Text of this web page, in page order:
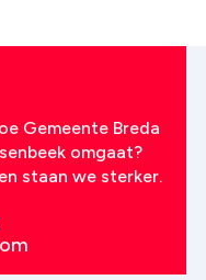
Gemeente Breda
omgaat?
staan we sterker.